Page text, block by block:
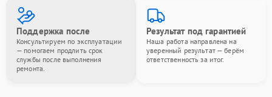
Поддержка после
Консультируем по эксплуатации
— помогаем продлить срок
службы после выполнения
ремонта.
Результат под гарантией
Наша работа направлена на
уверенный результат — берём
ответственность за итог.